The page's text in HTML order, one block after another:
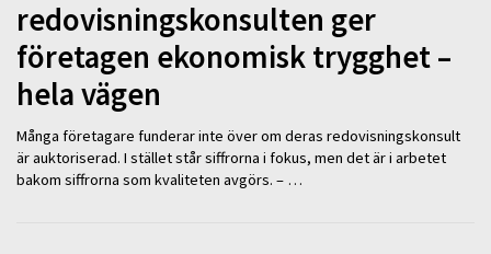
redovisningskonsulten ger
företagen ekonomisk trygghet –
hela vägen
Många företagare funderar inte över om deras redovisningskonsult
är auktoriserad. I stället står siffrorna i fokus, men det är i arbetet
bakom siffrorna som kvaliteten avgörs. – …